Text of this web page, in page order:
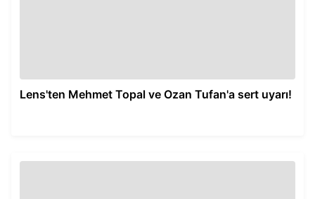
Lens'ten Mehmet Topal ve Ozan Tufan'a sert uyarı!